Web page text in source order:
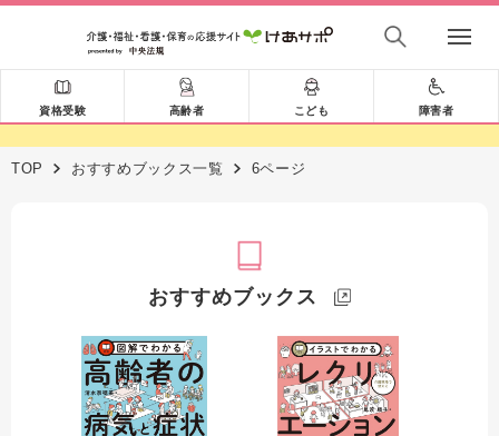
資格受験 高齢者 こども 障害者
TOP おすすめブックス一覧 6ページ
おすすめブックス